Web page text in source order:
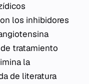
los inhibidores
tratamiento
la
de literatura